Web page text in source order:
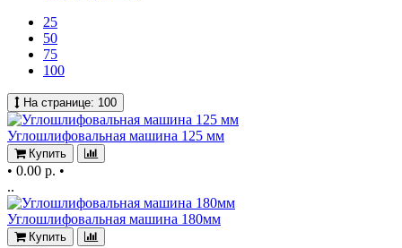
25
50
75
100
На странице: 100
Углошлифовальная машина 125 мм
Купить
• 0.00 р. •
..
Углошлифовальная машина 180мм
Купить